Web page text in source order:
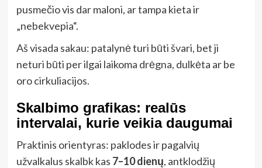
pusmečio vis dar maloni, ar tampa kieta ir
„nebekvepia“.
Aš visada sakau: patalynė turi būti švari, bet ji
neturi būti per ilgai laikoma drėgna, dulkėta ar be
oro cirkuliacijos.
Skalbimo grafikas: realūs
intervalai, kurie veikia daugumai
Praktinis orientyras: paklodes ir pagalvių
užvalkalus skalbk kas 7–10 dienų, antklodžių